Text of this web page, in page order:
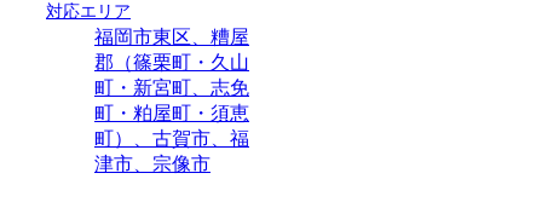
対応エリア
福岡市東区、糟屋
郡（篠栗町・久山
町・新宮町、志免
町・粕屋町・須恵
町）、古賀市、福
津市、宗像市